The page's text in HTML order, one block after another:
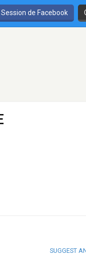
Session de Facebook
SUGGEST